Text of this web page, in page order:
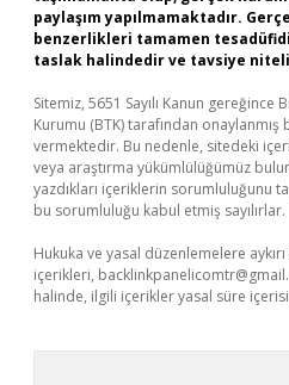
paylaşım yapılmamaktadır.
benzerlikleri tamamen
taslak halindedir ve tavsiye
Sitemiz, 5651 Sayılı Kanun
Kurumu (BTK) tarafından onaylanmış
vermektedir. Bu nedenle, sitedeki
veya araştırma yükümlülüğümüz
yazdıkları içeriklerin sorumluluğunu
bu sorumluluğu kabul etmiş sayılırlar.
Hukuka ve yasal düzenlemelere
içerikleri,
halinde, ilgili içerikler yasal süre